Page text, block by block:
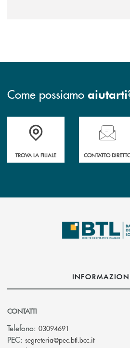
Come possiamo aiutarti
Accedi all' elenco completo delle filiali .
TROVA LA FILIALE
Hai bisogno di
CONTATTO
CONTATTI
Telefono: 03094691
PEC: segreteria@pec.btl.bcc.it(si apre